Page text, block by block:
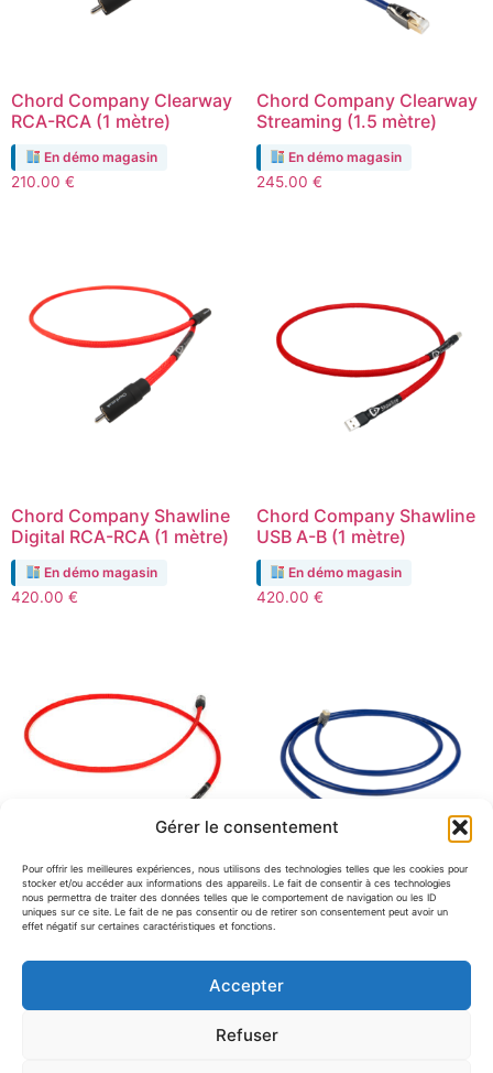
Gérer le consentement
Pour offrir les meilleures expériences, nous utilisons des technologies telles que les cookies pour
stocker et/ou accéder aux informations des appareils. Le fait de consentir à ces technologies
nous permettra de traiter des données telles que le comportement de navigation ou les ID
uniques sur ce site. Le fait de ne pas consentir ou de retirer son consentement peut avoir un
effet négatif sur certaines caractéristiques et fonctions.
Accepter
Refuser
Chord Company Clearway
RCA-RCA (1 mètre)
En démo magasin
210.00 €
Chord Company Clearway
Streaming (1.5 mètre)
En démo magasin
245.00 €
Chord Company Shawline
Digital RCA-RCA (1 mètre)
En démo magasin
420.00 €
Chord Company Shawline
USB A-B (1 mètre)
En démo magasin
420.00 €
Chord Company Shawline
420.00€
Chord Company Clearway
480.00€